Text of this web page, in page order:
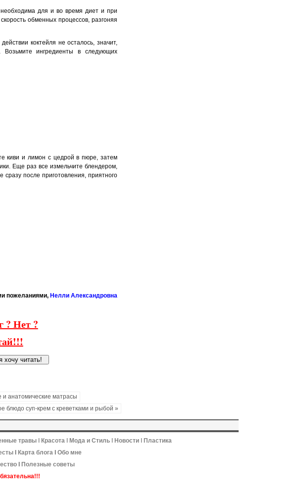
необходима для и во время диет и при
обменных процессов, разгоняя
коктейля не осталось, значит,
Возьмите ингредиенты в следующих
киви и лимон с цедрой в пюре, затем
Еще раз все измельчите блендером,
после приготовления, приятного
пожеланиями, Нелли Александровна
? Нет ?
анатомические матрасы
блюдо суп-крем с креветками и рыбой »
травы Красотаǀ Мода и Стильǀ Новостиǀ
Пластика
ǀ Карта блогаǀ Обо мне
Полезные советы